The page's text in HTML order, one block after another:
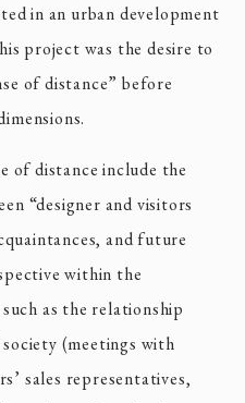
in an urban development
project was the desire to
of distance” before
of distance include the
“designer and visitors
and future
within the
as the relationship
(meetings with
sales representatives,